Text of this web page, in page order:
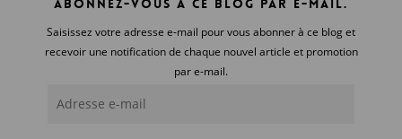
Abonnez-vous à ce blog par e-mail.
Saisissez votre adresse e-mail pour vous abonner à ce blog et
recevoir une notification de chaque nouvel article et promotion
par e-mail.
e-